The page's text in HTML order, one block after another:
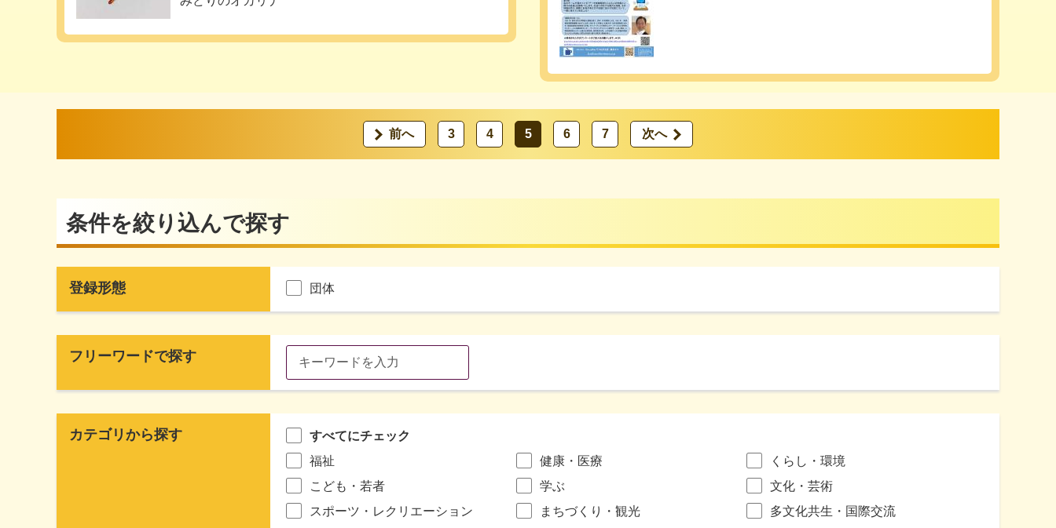
前へ 3 4 5 6 7 次へ
条件を絞り込んで探す
登録形態 団体
フリーワードで探す
カテゴリから探す
すべてにチェック
福祉
健康・医療
くらし・環境
こども・若者
学ぶ
文化・芸術
スポーツ・レクリエーション
まちづくり・観光 多文化共生・国際交流